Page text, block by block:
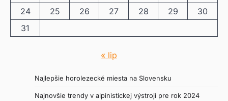
24
25 26 27 28 29
30
31
« lip
Najlepšie horolezecké miesta na Slovensku
Najnovšie trendy v alpinistickej výstroji pre rok 2024